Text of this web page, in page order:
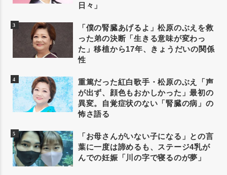
日々」
「僕の腎臓あげるよ」松原のぶえを救
った弟の決断「生きる意味が変わっ
た」移植から17年、きょうだいの関係
性
重篤だった紅白歌手・松原のぶえ「声
が出ず、顔色もおかしかった」最初の
異変。自覚症状のない「腎臓の病」の
怖さ語る
「お母さんがいない子になる」との言
葉に一度は諦めるも、ステージ4乳が
んでの妊娠「川の字で寝るのが夢」